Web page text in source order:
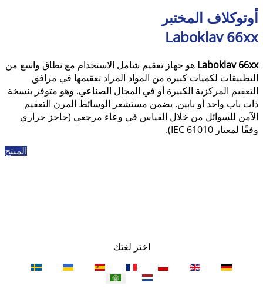
أوتوكلاف المختبر
Laboklav 66xx
Laboklav 66xx هو جهاز تعقيم شامل الاستخدام مع نطاق واسع من
التطبيقات لكميات كبيرة من المواد المراد تعقيمها في مرافق
التعقيم المركزية الكبيرة أو في المجال الصناعي. وهو متوفر بنسخة
ذات باب واحد أو بابين. يضمن مستشعر الوسائط المرن التعقيم
الآمن للسوائل من خلال القياس في وعاء مرجعي (حاجز حراري
وفقًا لمعيار IEC 61010).
المنتج
اختر لغتك